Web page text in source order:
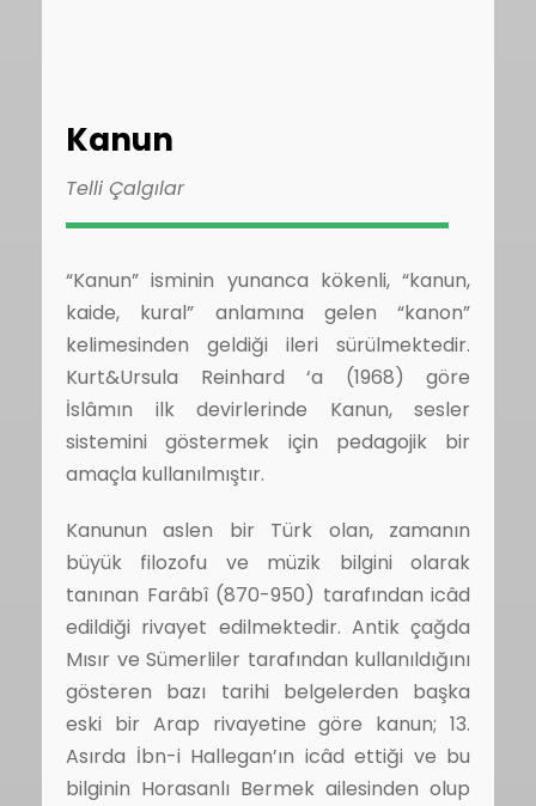
Kanun
Telli Çalgılar
“Kanun” isminin yunanca kökenli, “kanun,
kaide, kural” anlamına gelen “kanon”
kelimesinden geldiği ileri sürülmektedir.
Kurt&Ursula Reinhard ‘a (1968) göre
İslâmın ilk devirlerinde Kanun, sesler
sistemini göstermek için pedagojik bir
amaçla kullanılmıştır.
Kanunun aslen bir Türk olan, zamanın
büyük filozofu ve müzik bilgini olarak
tanınan Farâbî (870-950) tarafından icâd
edildiği rivayet edilmektedir. Antik çağda
Mısır ve Sümerliler tarafından kullanıldığını
gösteren bazı tarihi belgelerden başka
eski bir Arap rivayetine göre kanun; 13.
Asırda İbn-i Hallegan’ın icâd ettiği ve bu
bilginin Horasanlı Bermek ailesinden olup